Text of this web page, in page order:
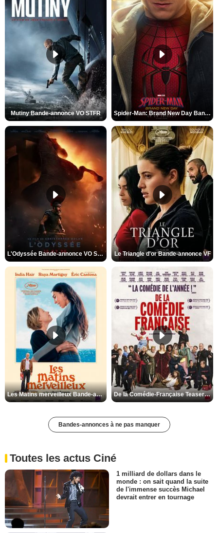
Mutiny Bande-annonce VO STFR Spider-Man: Brand New Day Bande-annonce VO STFR
L'Odyssée Bande-annonce VO STFR Le Triangle d'or Bande-annonce VF
Les Matins merveilleux Bande-annonce VF De la Comédie-Française Teaser VF
Bandes-annonces à ne pas manquer
Toutes les actus Ciné
1 milliard de dollars dans le
monde : on sait quand la suite
de l'immense succès Michael
devrait entrer en tournage